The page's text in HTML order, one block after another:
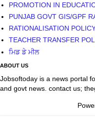
PROMOTION IN
PUNJAB GOVT GIS/GPF
RATIONALISATION
TEACHER TRANSFER
ਮਿਡ ਡੇ ਮੀਲ
ABOUT US
Jobsoftoday is a news portal
and govt news. contact us;